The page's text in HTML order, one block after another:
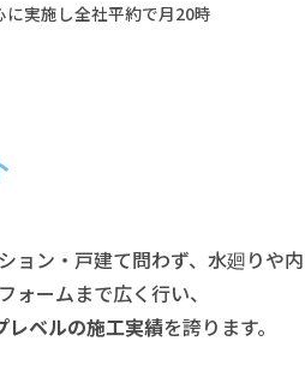
実施し全社平約で月20時
ョン・戸建て問わず、水廻りや内
ォームまで広く行い、
レベルの施工実績を誇ります。